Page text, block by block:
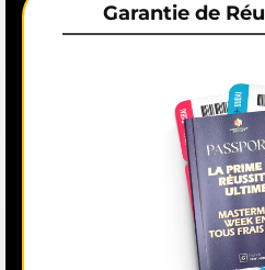
Garantie de